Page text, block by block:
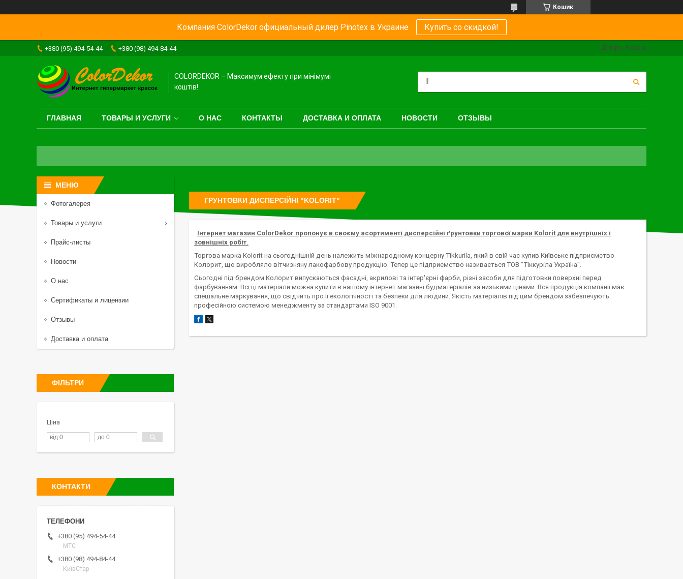
Кошик
Компания ColorDekor официальный дилер Pinotex в Украине Купить со скидкой!
+380 (95) 494-54-44 +380 (98) 494-84-44 Дніпро, Україна
COLORDEKOR – Максимум ефекту при мінімумі
коштів!
ГЛАВНАЯ ТОВАРЫ И УСЛУГИ О НАС КОНТАКТЫ ДОСТАВКА И ОПЛАТА НОВОСТИ ОТЗЫВЫ
ГРУНТОВКИ ДИСПЕРСІЙНІ "KOLORIT"
Інтернет магазин ColorDekor пропонує в своєму асортименті дисперсійні ґрунтовки торгової марки Kolorit для внутрішніх і
зовнішніх робіт.
Торгова марка Кolorit на сьогоднішній день належить міжнародному концерну Tikkurila, який в свій час купив Київське підприємство
Колорит, що виробляло вітчизняну лакофарбову продукцію. Тепер це підприємство називається ТОВ "Тіккуріла Україна".
Сьогодні під брендом Колорит випускаються фасадні, акрилові та інтер'єрні фарби, різні засоби для підготовки поверхні перед
фарбуванням. Всі ці матеріали можна купити в нашому інтернет магазині будматеріалів за низькими цінами. Вся продукція компанії має
спеціальне маркування, що свідчить про її екологічності та безпеки для людини. Якість матеріалів під цим брендом забезпечують
професійною системою менеджменту за стандартами ISO 9001.
Фотогалерея
Товары и услуги
Прайс-листы
Новости
О нас
Сертификаты и лицензии
Отзывы
Доставка и оплата
ФІЛЬТРИ
Ціна
КОНТАКТИ
+380 (95) 494-54-44
МТС
+380 (98) 494-84-44
КиївСтар